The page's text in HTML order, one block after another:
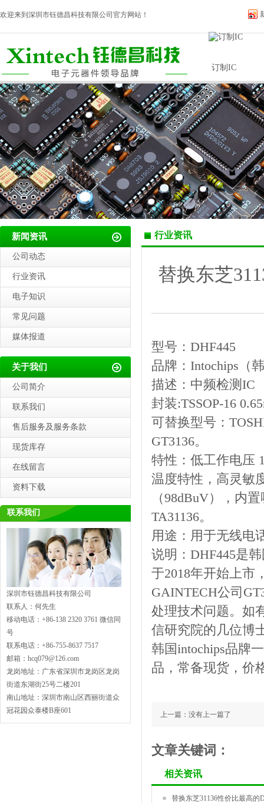
欢迎来到深圳市钰德昌科技有限公司官方网站！
INTOCHIPS .. 订制IC
新闻资讯
公司动态
行业资讯
电子知识
常见问题
媒体报道
关于我们
公司简介
联系我们
售后服务及服务条款
现货库存
在线留言
资料下载
联系我们
深圳市钰德昌科技有限公司
联系人：何先生
移动电话：+86-138 2320 3761 微信同
号
联系电话：+86-755-8637 7517
邮箱：hcq079@126.com
龙岗地址：广东省深圳市龙岗区龙岗
街道东湖街25号二楼201
南山地址：深圳市南山区西丽街道众
冠花园众泰楼B座601
行业资讯
替换东芝
型号：DHF445
品牌：Intochips（
描述：中频检测IC
封装:TSSOP-16
可替换型号：
GT3136。
特性：低工作电压
温度特性，高灵敏
（98dBuV），内
TA31136。
用途：用于无线电
说明：DHF445是
于2018年开始上市
GAINTECH公司
处理技术问题。如
信研究院的几位博
韩国intochips品牌
品，常备现货，价
上一篇：没有上一篇了
文章关键词：
相关资讯
替换东芝31136性价比最高的